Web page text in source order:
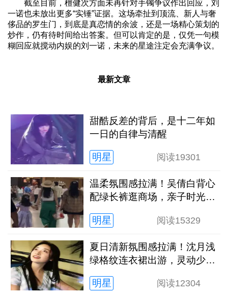
截至目前，檀健次方面未再针对手镯争议作出回应，刘
一诺也未放出更多“实锤”证据。这场牵扯到顶流、新人与奢
侈品的罗生门，到底是真恋情的余波，还是一场精心策划的
炒作，仍有待时间给出答案。但可以肯定的是，仅凭一句模
糊回应就搅动内娱的刘一诺，未来的星途注定会充满争议。
最新文章
甜酷反差的背后，是十二年如
一日的自律与清醒
明星 阅读19301
温柔氛围感拉满！吴倩白背心
配绿长裤逛商场，亲子时光松
明星
阅读15329
夏日清新氛围感拉满！沈月浅
绿格纹连衣裙出游，灵动少女
明星
阅读12304